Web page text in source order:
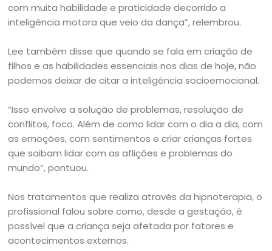
com muita habilidade e praticidade decorrido a
inteligência motora que veio da dança”, relembrou.
Lee também disse que quando se fala em criação de
filhos e as habilidades essenciais nos dias de hoje, não
podemos deixar de citar a inteligência socioemocional.
“Isso envolve a solução de problemas, resolução de
conflitos, foco. Além de como lidar com o dia a dia, com
as emoções, com sentimentos e criar crianças fortes
que saibam lidar com as aflições e problemas do
mundo”, pontuou.
Nos tratamentos que realiza através da hipnoterapia, o
profissional falou sobre como, desde a gestação, é
possível que a criança seja afetada por fatores e
acontecimentos externos.